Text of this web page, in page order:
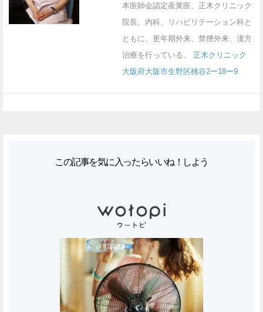
本医師会認定産業医、正木クリニック
院長。内科、リハビリテーション科と
ともに、更年期外来、禁煙外来、漢方
治療を行っている。 正木クリニック
大阪府大阪市生野区桃谷2ー18ー9
この記事を気に入ったらいいね！しよう